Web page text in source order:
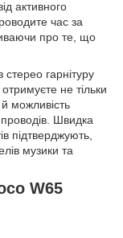
активного
час за
про те, що
гарнітуру
не тільки
можливість
Швидка
підтверджують,
музики та
W65